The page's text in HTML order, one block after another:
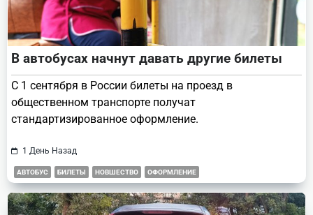
В автобусах начнут давать другие билеты
С 1 сентября в России билеты на проезд в
общественном транспорте получат
стандартизированное оформление.
1 День Назад
АВТОБУС БИЛЕТЫ НОВШЕСТВО ОФОРМЛЕНИЕ